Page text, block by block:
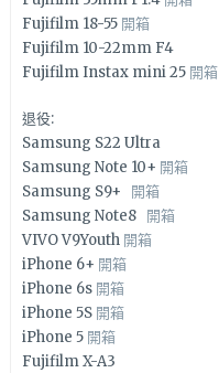
Fujifilm 18-55 開箱
Fujifilm 10-22mm F4
Fujifilm Instax mini 25 開箱
退役:
Samsung S22 Ultra
Samsung Note 10+ 開箱
Samsung S9+ 開箱
Samsung Note8 開箱
VIVO V9Youth 開箱
iPhone 6+ 開箱
iPhone 6s 開箱
iPhone 5S 開箱
iPhone 5 開箱
Fujifilm X-A3